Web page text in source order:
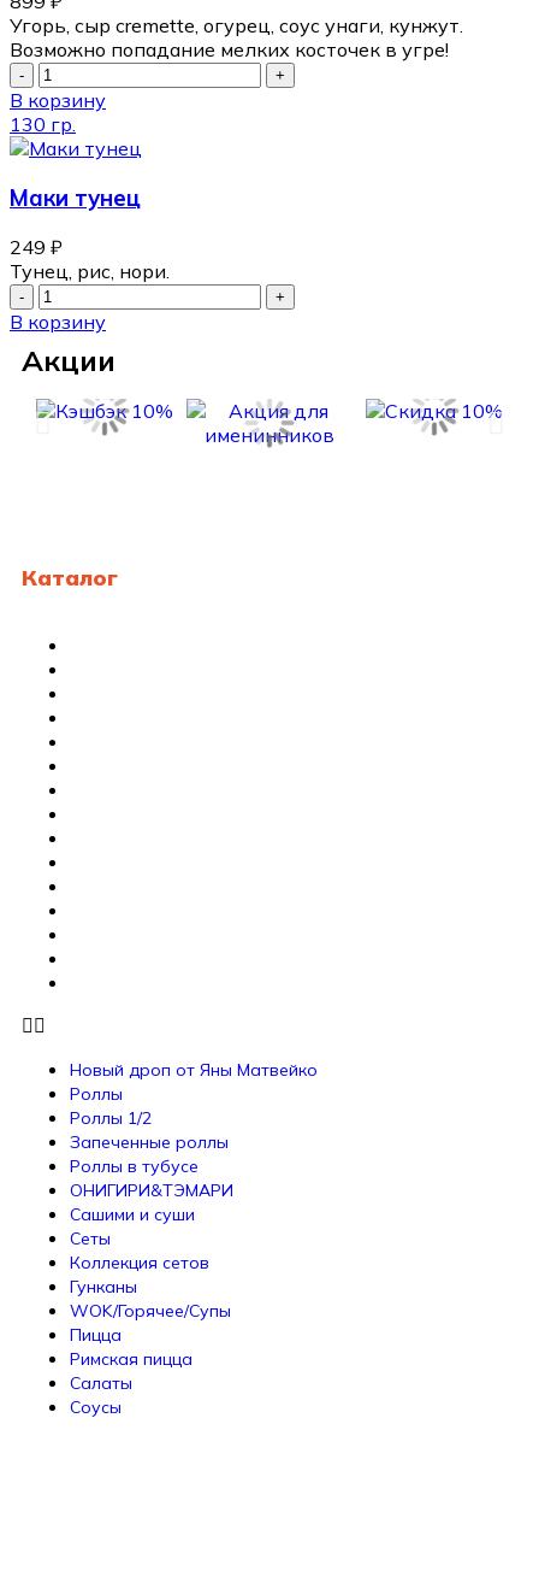
Угорь, сыр cremette, огурец, соус унаги, кунжут.
Возможно попадание мелких косточек в угре!
В корзину
130 гр.
Маки тунец
249 ₽
Тунец, рис, нори.
В корзину
Акции
Каталог
Новый дроп от Яны Матвейко
Роллы
Роллы 1/2
Запеченные роллы
Роллы в тубусе
ОНИГИРИ&ТЭМАРИ
Сашими и суши
Сеты
Коллекция сетов
Гунканы
WOK/Горячее/Супы
Пицца
Римская пицца
Салаты
Соусы